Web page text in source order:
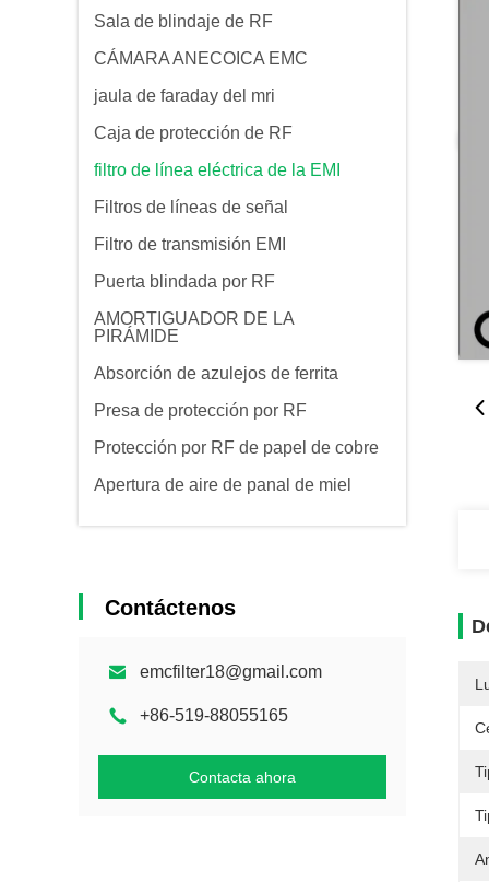
Sala de blindaje de RF
CÁMARA ANECOICA EMC
jaula de faraday del mri
Caja de protección de RF
filtro de línea eléctrica de la EMI
Filtros de líneas de señal
Filtro de transmisión EMI
Puerta blindada por RF
AMORTIGUADOR DE LA
PIRÁMIDE
Absorción de azulejos de ferrita
Presa de protección por RF
Protección por RF de papel de cobre
Apertura de aire de panal de miel
Contáctenos
emcfilter18@gmail.com
+86-519-88055165
Contacta ahora